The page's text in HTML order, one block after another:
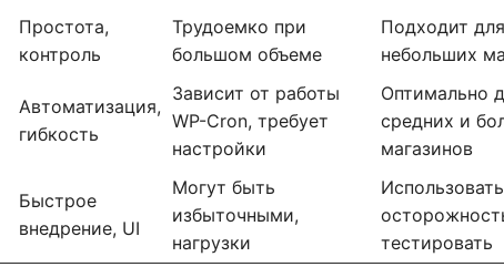
Простота,
контроль
Трудоемко при
большом объеме
Подходит для
небольших
Автоматизация,
гибкость
Зависит от работы
WP-Cron, требует
настройки
Оптимально
средних и
магазинов
Быстрое
внедрение, UI
Могут быть
избыточными,
нагрузки
тестировать